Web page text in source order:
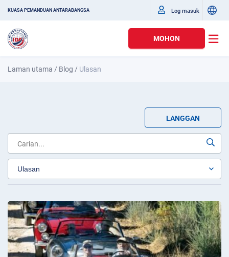
KUASA PEMANDUAN ANTARABANGSA Log masuk
MOHON
Laman utama / Blog / Ulasan
LANGGAN